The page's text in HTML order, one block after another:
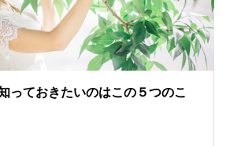
っておきたいのはこの５つのこ